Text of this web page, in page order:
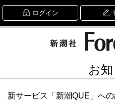
ログイン
お
新サービス「新潮QUE」へ